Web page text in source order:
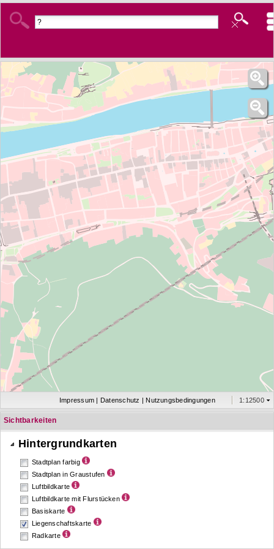
Impressum | Datenschutz | Nutzungsbedingungen 1:12500
Sichtbarkeiten
Hintergrundkarten
Stadtplan farbig
Stadtplan in Graustufen
Luftbildkarte
Luftbildkarte mit Flurstücken
Basiskarte
Liegenschaftskarte
Radkarte